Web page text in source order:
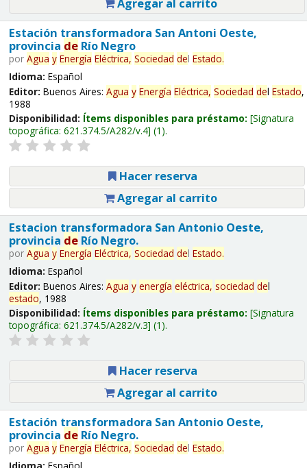
Estación transformadora San Antoni Oeste,
provincia deRío Negro
por Agua y Energía Eléctrica, Sociedad del Estado.
Idioma: Español
Editor: Buenos Aires: Agua y Energía Eléctrica, Sociedad del Estado,
1988
Disponibilidad: Ítems disponibles para préstamo: Signatura
topográfica: 621.374.5/A282/v.4 (1).
Hacer reserva
Agregar al carrito
Estacion transformadora San Antonio Oeste,
provincia deRío Negro.
por Agua y Energía Eléctrica, Sociedad del Estado.
Idioma: Español
Editor: Buenos Aires: Agua y energía eléctrica, sociedad del
estado, 1988
Disponibilidad: Ítems disponibles para préstamo: Signatura
topográfica: 621.374.5/A282/v.3 (1).
Hacer reserva
Agregar al carrito
Estación transformadora San Antonio Oeste,
provincia deRío Negro.
por Agua y Energía Eléctrica, Sociedad del Estado.